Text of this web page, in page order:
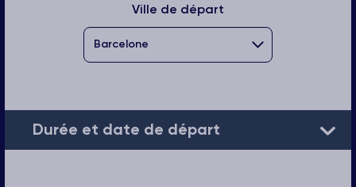
Ville de départ
Durée et date de départ